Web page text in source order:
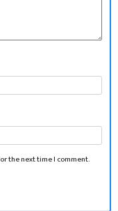
the next time I comment.